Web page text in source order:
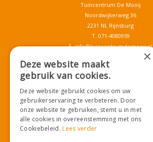
Tuincentrum De Mooij
Noordwijkerweg 36
2231 NL Rijnsburg
T. 071-4080959
E.info@tuincentrumdemooij.nl
Download onze App!
×
Deze website maakt
gebruik van cookies.
Deze website gebruikt cookies om uw
gebruikerservaring te verbeteren. Door
onze website te gebruiken, stemt u in met
alle cookies in overeenstemming met ons
Cookiebeleid.Lees verder